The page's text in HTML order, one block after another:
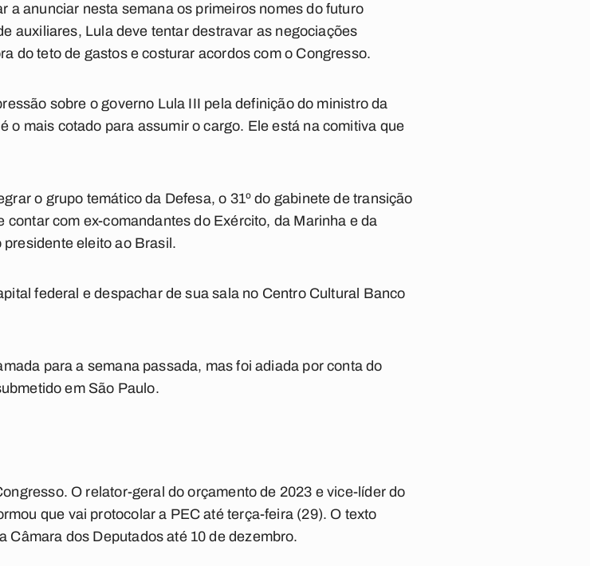
a anunciar nesta semana os primeiros nomes do futuro
auxiliares, Lula deve tentar destravar as negociações
do teto de gastos e costurar acordos com o Congresso.
sobre o governo Lula III pela definição do ministro da
o mais cotado para assumir o cargo. Ele está na comitiva que
o grupo temático da Defesa, o 31º do gabinete de transição
com ex-comandantes do Exército, da Marinha e da
eleito ao Brasil.
federal e despachar de sua sala no Centro Cultural Banco
para a semana passada, mas foi adiada por conta do
em São Paulo.
O relator-geral do orçamento de 2023 e vice-líder do
que vai protocolar a PEC até terça-feira (29). O texto
Câmara dos Deputados até 10 de dezembro.